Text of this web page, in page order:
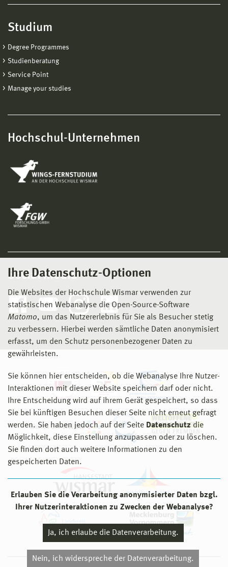
Ihre Datenschutz-Optionen
Die Websites der Hochschule Wismar verwenden zur
statistischen Webanalyse die Open-Source-Software
Matomo, um das Nutzererlebnis für Sie als Besucher stetig
zu verbessern. Hierbei werden sämtliche Daten anonymisiert
erfasst, um den Schutz personenbezogener Daten zu
gewährleisten.
Sie können hier entscheiden, ob die Webanalyse Ihre Nutzer-
Interaktionen mit dieser Website speichern darf oder nicht.
Ihre Entscheidung wird auf ihrem Gerät gespeichert, so dass
Sie bei künftigen Besuchen dieser Seite nicht erneut gefragt
werden. Sie haben jedoch auf der Seite Datenschutz die
Möglichkeit, diese Einstellung anzupassen oder zu löschen.
Sie finden dort auch weitere Informationen zu den
gespeicherten Daten.
Erlauben Sie die Verarbeitung anonymisierter Daten bzgl.
Ihrer Nutzerinteraktionen zu Zwecken der Webanalyse?
Ja, ich erlaube die Datenverarbeitung.
Nein, ich widerspreche der Datenverarbeitung.
Studium
Degree Programmes
Studienberatung
Service Point
Manage your studies
Hochschul-Unternehmen
Social Media